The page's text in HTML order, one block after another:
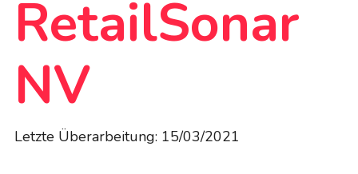
RetailSonar
NV
Letzte Überarbeitung: 15/03/2021